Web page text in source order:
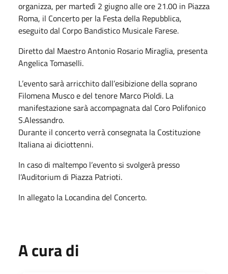
organizza, per martedì 2 giugno alle ore 21.00 in Piazza
Roma, il Concerto per la Festa della Repubblica,
eseguito dal Corpo Bandistico Musicale Farese.
Diretto dal Maestro Antonio Rosario Miraglia, presenta
Angelica Tomaselli.
L’evento sarà arricchito dall’esibizione della soprano
Filomena Musco e del tenore Marco Pioldi. La
manifestazione sarà accompagnata dal Coro Polifonico
S.Alessandro.
Durante il concerto verrà consegnata la Costituzione
Italiana ai diciottenni.
In caso di maltempo l’evento si svolgerà presso
l’Auditorium di Piazza Patrioti.
In allegato la Locandina del Concerto.
A cura di